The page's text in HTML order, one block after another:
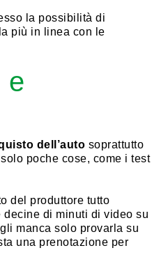
la possibilità di
più in linea con le
e
dell’auto soprattutto
poche cose, come i test
del produttore tutto
di minuti di video su
manca solo provarla su
una prenotazione per